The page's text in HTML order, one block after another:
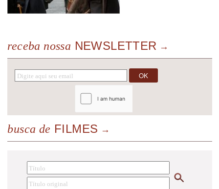
receba nossa NEWSLETTER
busca de FILMES